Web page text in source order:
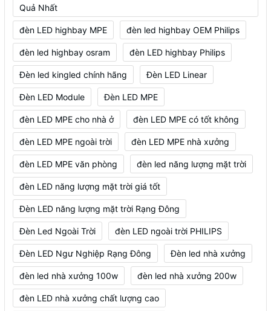
Quả Nhất
đèn LED highbay MPE đèn led highbay OEM Philips
đèn led highbay osram đèn LED highbay Philips
Đèn led kingled chính hãng Đèn LED Linear
Đèn LED Module Đèn LED MPE
đèn LED MPE cho nhà ở đèn LED MPE có tốt không
đèn LED MPE ngoài trời đèn LED MPE nhà xưởng
đèn LED MPE văn phòng đèn led năng lượng mặt trời
đèn LED năng lượng mặt trời giá tốt
Đèn LED năng lượng mặt trời Rạng Đông
Đèn Led Ngoài Trời đèn LED ngoài trời PHILIPS
Đèn LED Ngư Nghiệp Rạng Đông Đèn led nhà xưởng
đèn led nhà xưởng 100w đèn led nhà xưởng 200w
đèn LED nhà xưởng chất lượng cao